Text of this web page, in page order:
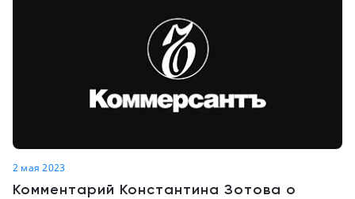
2 мая 2023
Комментарий Константина Зотова о